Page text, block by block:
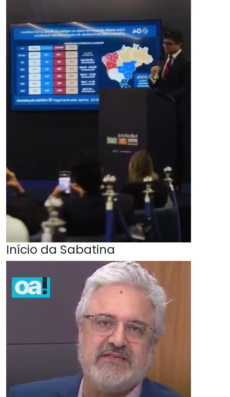
Início da Sabatina